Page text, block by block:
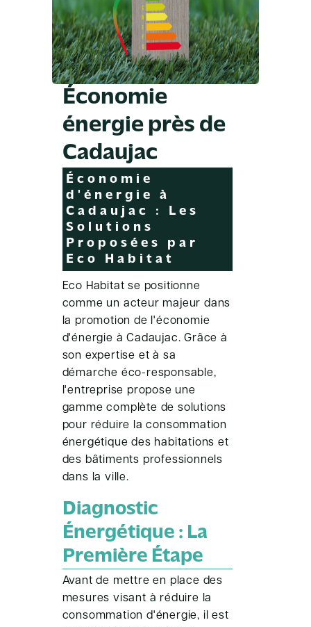
Économie
énergie près de
Cadaujac
Économie
d'énergie à
Cadaujac : Les
Solutions
Proposées par
Eco Habitat
Eco Habitat se positionne
comme un acteur majeur dans
la promotion de l'économie
d'énergie à Cadaujac. Grâce à
son expertise et à sa
démarche éco-responsable,
l'entreprise propose une
gamme complète de solutions
pour réduire la consommation
énergétique des habitations et
des bâtiments professionnels
dans la ville.
Diagnostic
Énergétique : La
Première Étape
Avant de mettre en place des
mesures visant à réduire la
consommation d'énergie, il est